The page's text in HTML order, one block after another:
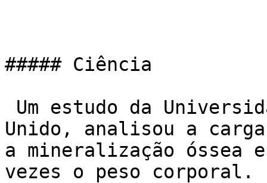
##### Ciência
Unido, analisou a
a mineralização óssea
vezes o peso corporal.